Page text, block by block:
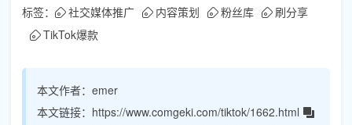
标签： 社交媒体推广 内容策划 粉丝库
刷分享
TikTok爆款
本文作者： emer
本文链接： https://www.comgeki.com/tiktok/1662.html